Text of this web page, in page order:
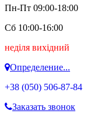
Пн-Пт 09:00-18:00
Сб 10:00-16:00
неділя вихідний
Определение...
+38 (050) 506-87-84
Заказать звонок